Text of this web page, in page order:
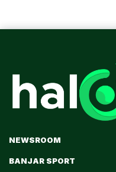
NEWSROOM
BANJAR SPORT